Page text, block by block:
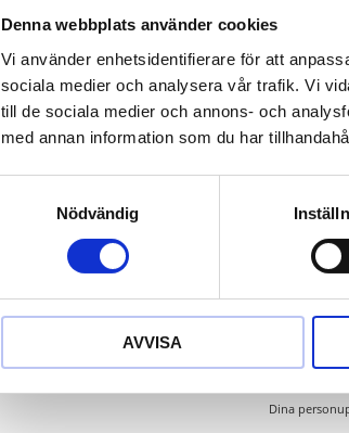
Denna webbplats använder cookies
Vi använder enhetsidentifierare för att
sociala medier och analysera vår trafik. Vi
till de sociala medier och annons- och
med annan information som du har
Nödvändig
AVVISA
korrosionsbeständig
Koppar-beryllium (icke-järn-
Dina